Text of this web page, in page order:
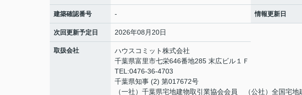
建築確認番号 - 情報更新日
次回更新予定日 2026年08月20日
取扱会社
ハウスコミット株式会社
千葉県富里市七栄646番地285 末広ビル１Ｆ
TEL:0476-36-4703
千葉県知事 (2) 第017672号
（一社）千葉県宅地建物取引業協会会員 （公社）全国宅